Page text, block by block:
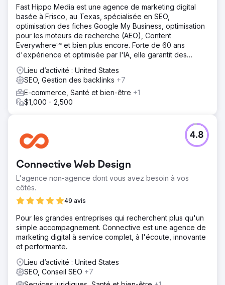
Fast Hippo Media est une agence de marketing digital
basée à Frisco, au Texas, spécialisée en SEO,
optimisation des fiches Google My Business, optimisation
pour les moteurs de recherche (AEO), Content
Everywhere℠ et bien plus encore. Forte de 60 ans
d'expérience et optimisée par l'IA, elle garantit des
Lieu d’activité : United States
SEO, Gestion des backlinks +7
E-commerce, Santé et bien-être +1
$1,000 - 2,500
Connective Web Design
L'agence non-agence dont vous avez besoin à vos
côtés.
49 avis
4.8
Pour les grandes entreprises qui recherchent plus qu'un
simple accompagnement. Connective est une agence de
marketing digital à service complet, à l'écoute, innovante
et performante.
Lieu d’activité : United States
SEO, Conseil SEO +7